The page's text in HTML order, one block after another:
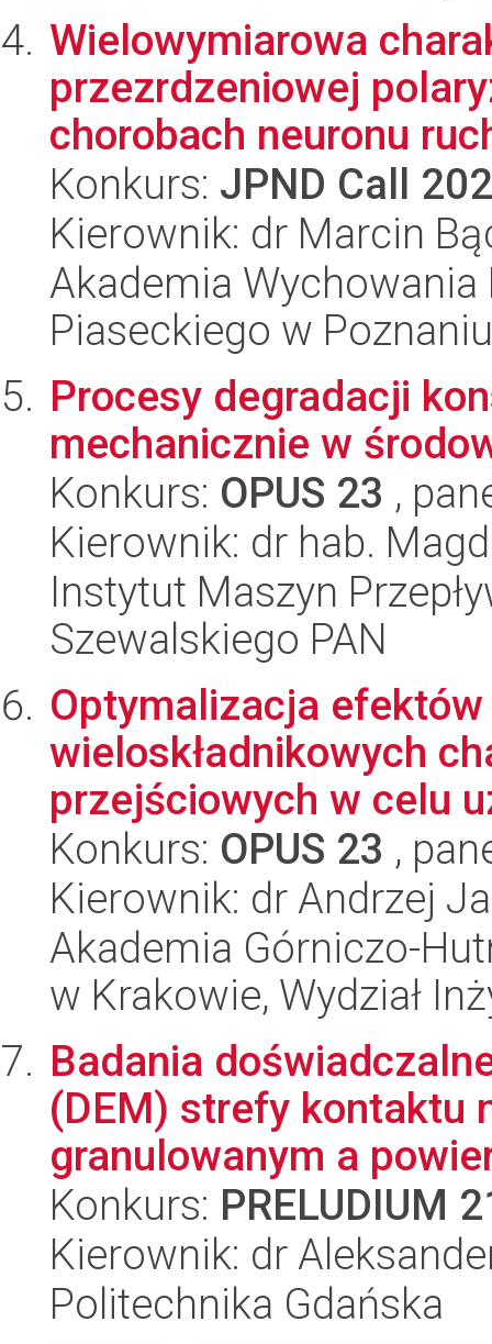
Wielowymiarowa
przezrdzeniowej
chorobach neuronu
Konkurs: JPND Call
Kierownik: dr Marcin
Akademia
Piaseckiego w Poznaniu
Procesy degradacji
mechanicznie w
Konkurs: OPUS 23 ,
Kierownik: dr hab.
Instytut Maszyn
Szewalskiego PAN
Optymalizacja
wieloskładnikowych
przejściowych w celu
Konkurs: OPUS 23 ,
Kierownik: dr Andrzej
Akademia Górniczo-
w Krakowie, Wydział
Badania
(DEM) strefy kontaktu
granulowanym a
Konkurs: PRELUDIUM
Kierownik: dr
Politechnika Gdańska